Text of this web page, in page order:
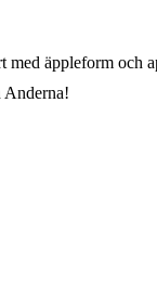
med äppleform och
Anderna!